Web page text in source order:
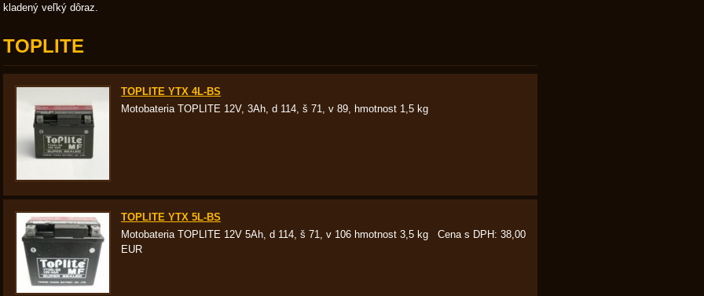
kladený veľký dôraz.
TOPLITE
TOPLITE YTX 4L-BS
Motobateria TOPLITE 12V, 3Ah, d 114, š 71, v 89, hmotnost 1,5 kg
TOPLITE YTX 5L-BS
Motobateria TOPLITE 12V 5Ah, d 114, š 71, v 106 hmotnost 3,5 kg Cena s DPH: 38,00
EUR